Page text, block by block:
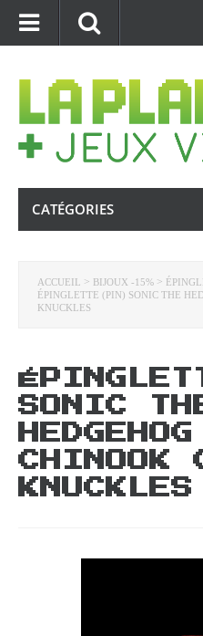
CATÉGORIES
ACCUEIL > BIJOUX -15% >
ÉPINGLETTE (PIN) SONIC THE
KNUCKLES
SONIC
CHINOOK
KNUCKLES